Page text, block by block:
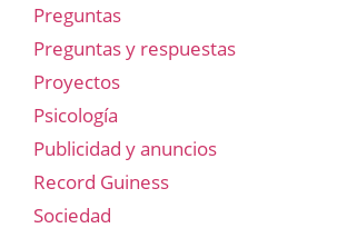
Preguntas
Preguntas y respuestas
Proyectos
Psicología
Publicidad y anuncios
Record Guiness
Sociedad